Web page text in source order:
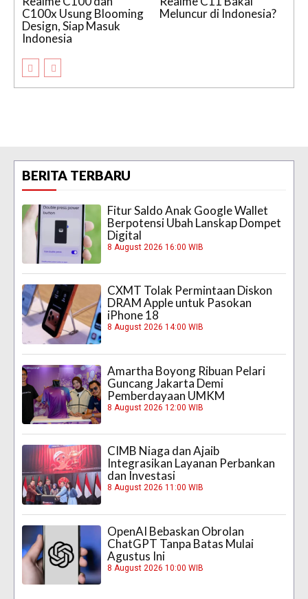
C100x Usung Blooming
Design, Siap Masuk
Indonesia
Meluncur di Indonesia?
BERITA TERBARU
Fitur Saldo Anak Google Wallet
Berpotensi Ubah Lanskap Dompet
Digital
8 August 2026 16:00 WIB
CXMT Tolak Permintaan Diskon
DRAM Apple untuk Pasokan
iPhone 18
8 August 2026 14:00 WIB
Amartha Boyong Ribuan Pelari
Guncang Jakarta Demi
Pemberdayaan UMKM
8 August 2026 12:00 WIB
CIMB Niaga dan Ajaib
Integrasikan Layanan Perbankan
dan Investasi
8 August 2026 11:00 WIB
OpenAI Bebaskan Obrolan
ChatGPT Tanpa Batas Mulai
Agustus Ini
8 August 2026 10:00 WIB